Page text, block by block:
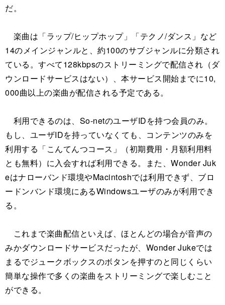
だ。
楽曲は「ラップ/ヒップホップ」「テクノ/ダンス」など
14のメインジャンルと、約100のサブジャンルに分類され
ている。すべて128kbpsのストリーミングで配信され（ダ
ウンロードサービスはない）、本サービス開始までに10,
000曲以上の楽曲が配信される予定である。
利用できるのは、So-netのユーザIDを持つ会員のみ。
もし、ユーザIDを持っていなくても、コンテンツのみを
利用する「こんてんつコース」（初期費用・月額利用料
とも無料）に入会すれば利用できる。また、Wonder Juk
eはナローバンド環境やMacintoshでは利用できず、ブロ
ードンバンド環境にあるWindowsユーザのみが利用でき
る。
これまで楽曲配信といえば、ほとんどの場合が音声の
みかダウンロードサービスだったが、Wonder Jukeでは
まるでジュークボックスのボタンを押すのと同じくらい
簡単な操作で多くの楽曲をストリーミングで楽しむこと
ができる。